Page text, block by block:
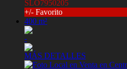
SLO7950205
+/- Favorito
400 m²
-
MÁS DETALLES